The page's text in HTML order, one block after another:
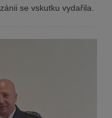
se vskutku vydařila.